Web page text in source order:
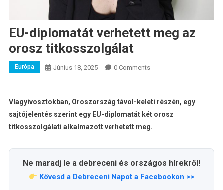
EU-diplomatát verhetett meg az
orosz titkosszolgálat
Európa Június 18, 2025 0 Comments
Vlagyivosztokban, Oroszország távol-keleti részén, egy
sajtójelentés szerint egy EU-diplomatát két orosz
titkosszolgálati alkalmazott verhetett meg.
Ne maradj le a debreceni és országos hírekről!
Kövesd a Debreceni Napot a Facebookon >>